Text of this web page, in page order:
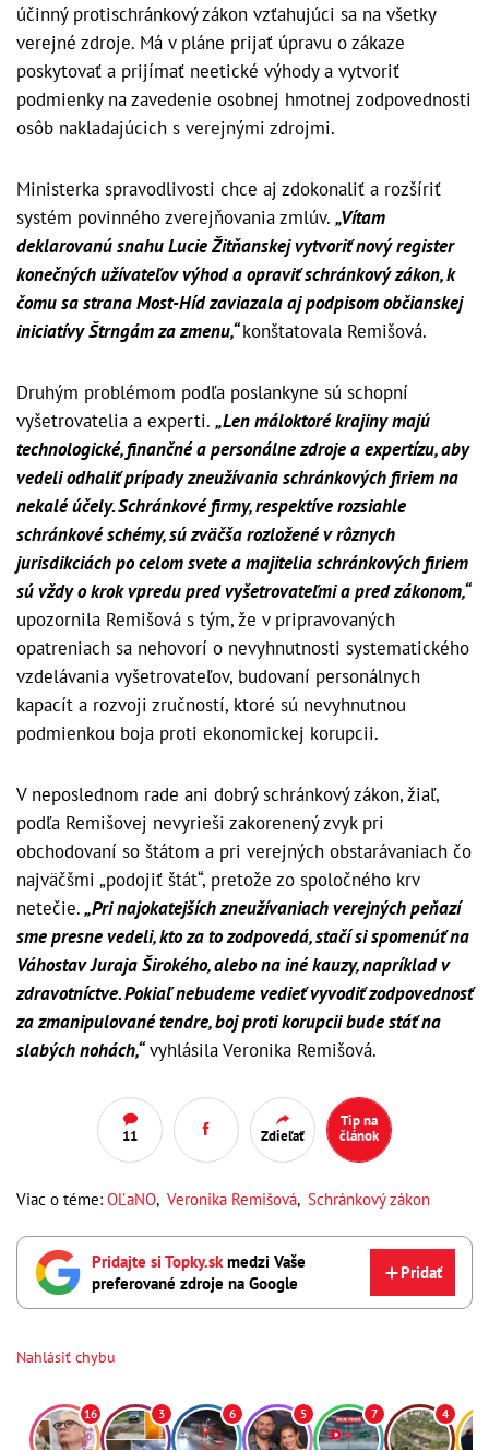
účinný protischránkový zákon vzťahujúci sa na všetky
verejné zdroje. Má v pláne prijať úpravu o zákaze
poskytovať a prijímať neetické výhody a vytvoriť
podmienky na zavedenie osobnej hmotnej zodpovednosti
osôb nakladajúcich s verejnými zdrojmi.
Ministerka spravodlivosti chce aj zdokonaliť a rozšíriť
systém povinného zverejňovania zmlúv. „Vítam
deklarovanú snahu Lucie Žitňanskej vytvoriť nový register
konečných užívateľov výhod a opraviť schránkový zákon, k
čomu sa strana Most-Híd zaviazala aj podpisom občianskej
iniciatívy Štrngám za zmenu,“konštatovala Remišová.
Druhým problémom podľa poslankyne sú schopní
vyšetrovatelia a experti. „Len máloktoré krajiny majú
technologické, finančné a personálne zdroje a expertízu, aby
vedeli odhaliť prípady zneužívania schránkových firiem na
nekalé účely. Schránkové firmy, respektíve rozsiahle
schránkové schémy, sú zväčša rozložené v rôznych
jurisdikciách po celom svete a majitelia schránkových firiem
sú vždy o krok vpredu pred vyšetrovateľmi a pred zákonom,“
upozornila Remišová s tým, že v pripravovaných
opatreniach sa nehovorí o nevyhnutnosti systematického
vzdelávania vyšetrovateľov, budovaní personálnych
kapacít a rozvoji zručností, ktoré sú nevyhnutnou
podmienkou boja proti ekonomickej korupcii.
V neposlednom rade ani dobrý schránkový zákon, žiaľ,
podľa Remišovej nevyrieši zakorenený zvyk pri
obchodovaní so štátom a pri verejných obstarávaniach čo
najväčšmi „podojiť štát“, pretože zo spoločného krv
netečie.„Pri najokatejších zneužívaniach verejných peňazí
sme presne vedeli, kto za to zodpovedá, stačí si spomenúť na
Váhostav Juraja Širokého, alebo na iné kauzy, napríklad v
zdravotníctve. Pokiaľ nebudeme vedieť vyvodiť zodpovednosť
za zmanipulované tendre, boj proti korupcii bude stáť na
slabých nohách,“vyhlásila Veronika Remišová.
11 Zdieľať
Tip na
článok
Viac o téme: OĽaNO, Veronika Remišová, Schránkový zákon
Pridajte si Topky.sk medzi Vaše
preferované zdroje na Google
Pridať
Nahlásiť chybu
16 3 6 5 7 4